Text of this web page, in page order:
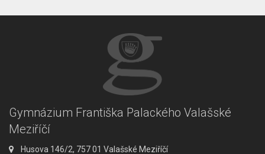
Gymnázium Františka Palackého Valašské
Meziříčí
AHusova 146/2, 757 01 Valašské Meziříčí